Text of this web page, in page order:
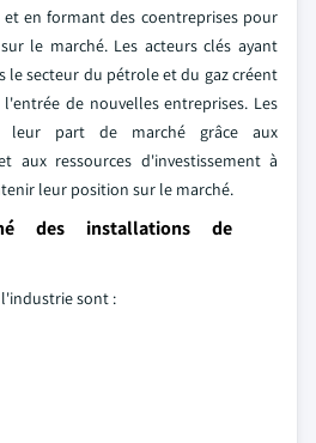
en formant des coentreprises pour
le marché. Les acteurs clés ayant
le secteur du pétrole et du gaz créent
de nouvelles entreprises. Les
leur part de marché grâce aux
aux ressources d'investissement à
leur position sur le marché.
des installations de
sont :